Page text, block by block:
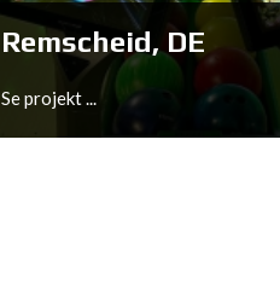
Remscheid, DE
Se projekt ...